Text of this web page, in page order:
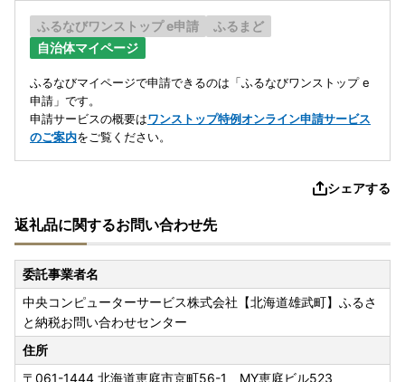
ふるなびワンストップ e申請
ふるまど
自治体マイページ
ふるなびマイページで申請できるのは「ふるなびワンストップ e
申請」です。
申請サービスの概要はワンストップ特例オンライン申請サービス
のご案内をご覧ください。
シェアする
返礼品に関するお問い合わせ先
委託事業者名
中央コンピューターサービス株式会社【北海道雄武町】ふるさ
と納税お問い合わせセンター
住所
〒061-1444 北海道恵庭市京町56-1 MY恵庭ビル523